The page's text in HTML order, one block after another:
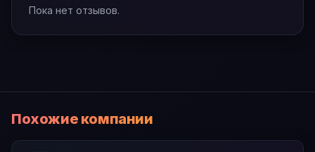
Пока нет отзывов.
Похожие компании